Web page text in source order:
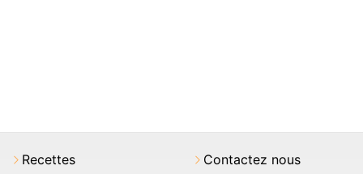
Recettes Contactez nous